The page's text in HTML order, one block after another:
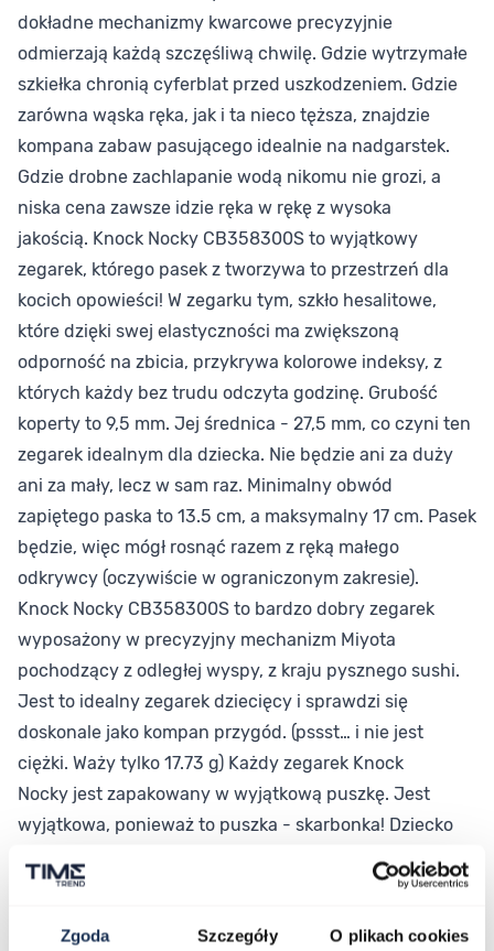
Zgoda Szczegóły O plikach cookies
dokładne mechanizmy kwarcowe precyzyjnie
odmierzają każdą szczęśliwą chwilę. Gdzie wytrzymałe
szkiełka chronią cyferblat przed uszkodzeniem. Gdzie
zarówna wąska ręka, jak i ta nieco tęższa, znajdzie
kompana zabaw pasującego idealnie na nadgarstek.
Gdzie drobne zachlapanie wodą nikomu nie grozi, a
niska cena zawsze idzie ręka w rękę z wysoka
jakością. Knock Nocky CB358300S to wyjątkowy
zegarek, którego pasek z tworzywa to przestrzeń dla
kocich opowieści! W zegarku tym, szkło hesalitowe,
które dzięki swej elastyczności ma zwiększoną
odporność na zbicia, przykrywa kolorowe indeksy, z
których każdy bez trudu odczyta godzinę. Grubość
koperty to 9,5 mm. Jej średnica - 27,5 mm, co czyni ten
zegarek idealnym dla dziecka. Nie będzie ani za duży
ani za mały, lecz w sam raz. Minimalny obwód
zapiętego paska to 13.5 cm, a maksymalny 17 cm. Pasek
będzie, więc mógł rosnąć razem z ręką małego
odkrywcy (oczywiście w ograniczonym zakresie).
Knock Nocky CB358300S to bardzo dobry zegarek
wyposażony w precyzyjny mechanizm Miyota
pochodzący z odległej wyspy, z kraju pysznego sushi.
Jest to idealny zegarek dziecięcy i sprawdzi się
doskonale jako kompan przygód. (pssst… i nie jest
ciężki. Waży tylko 17.73 g) Każdy zegarek Knock
Nocky jest zapakowany w wyjątkową puszkę. Jest
wyjątkowa, ponieważ to puszka - skarbonka! Dziecko
oprócz nauki odczytywania godziny, może również
nauczyć się odkładać pieniążki :)
Parametry